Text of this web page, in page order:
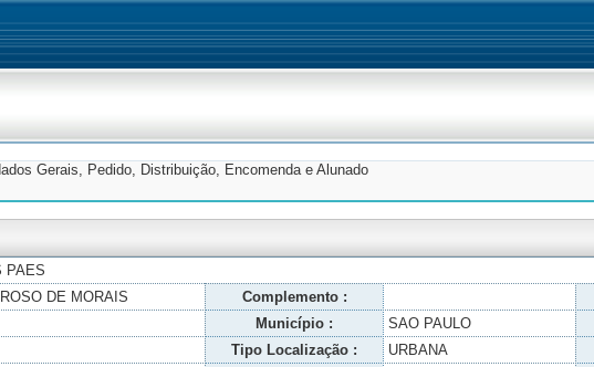
Gerais, Pedido, Distribuição, Encomenda e Alunado
PAES
DE MORAIS Complemento :
Município : SAO PAULO
Tipo Localização : URBANA